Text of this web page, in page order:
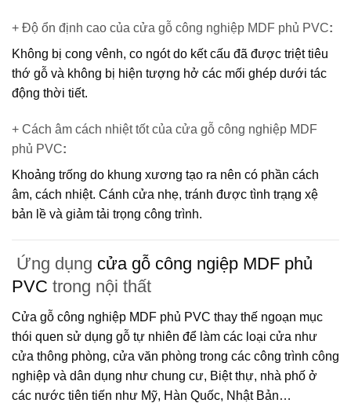
+ Độ ổn định cao của cửa gỗ công nghiệp MDF phủ PVC:
Không bị cong vênh, co ngót do kết cấu đã được triệt tiêu
thớ gỗ và không bị hiện tượng hở các mối ghép dưới tác
động thời tiết.
+ Cách âm cách nhiệt tốt của cửa gỗ công nghiệp MDF
phủ PVC:
Khoảng trống do khung xương tạo ra nên có phần cách
âm, cách nhiệt. Cánh cửa nhẹ, tránh được tình trạng xệ
bản lề và giảm tải trọng công trình.
Ứng dụng cửa gỗ công ngiệp MDF phủ
PVC trong nội thất
Cửa gỗ công nghiệp MDF phủ PVC thay thế ngoạn mục
thói quen sử dụng gỗ tự nhiên để làm các loại cửa như
cửa thông phòng, cửa văn phòng trong các công trình công
nghiệp và dân dụng như chung cư, Biệt thự, nhà phố ở
các nước tiên tiến như Mỹ, Hàn Quốc, Nhật Bản…